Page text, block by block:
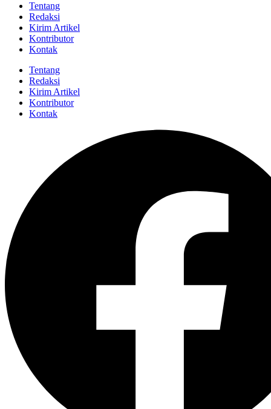
Tentang
Redaksi
Kirim Artikel
Kontributor
Kontak
Tentang
Redaksi
Kirim Artikel
Kontributor
Kontak